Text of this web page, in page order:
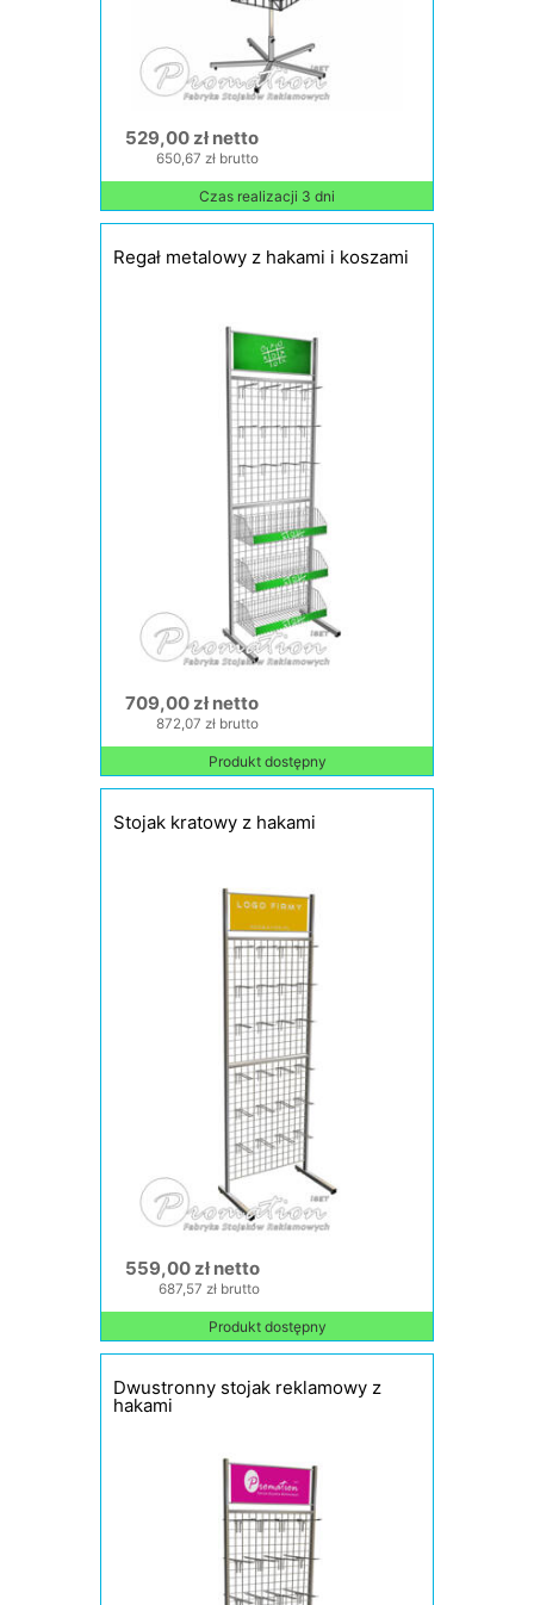
529,00 zł netto
650,67 zł brutto
Czas realizacji 3 dni
Regał metalowy z hakami i koszami
709,00 zł netto
872,07 zł brutto
Produkt dostępny
Stojak kratowy z hakami
559,00 zł netto
687,57 zł brutto
Produkt dostępny
Dwustronny stojak reklamowy z
hakami